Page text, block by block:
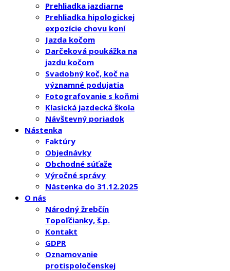
Prehliadka jazdiarne
Prehliadka hipologickej
expozície chovu koní
Jazda kočom
Darčeková poukážka na
jazdu kočom
Svadobný koč, koč na
významné podujatia
Fotografovanie s koňmi
Klasická jazdecká škola
Návštevný poriadok
Nástenka
Faktúry
Objednávky
Obchodné súťaže
Výročné správy
Nástenka do 31.12.2025
O nás
Národný žrebčín
Topoľčianky, š.p.
Kontakt
GDPR
Oznamovanie
protispoločenskej